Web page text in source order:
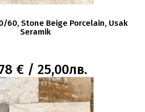
60, Stone Beige Porcelain, Usak
Seramik
€ / 25,00лв.